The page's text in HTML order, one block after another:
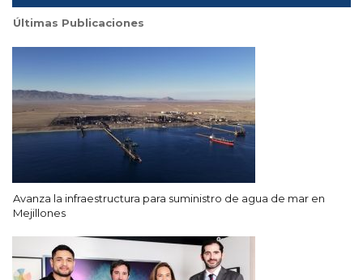
Últimas Publicaciones
Avanza la infraestructura para suministro de agua de mar en
Mejillones